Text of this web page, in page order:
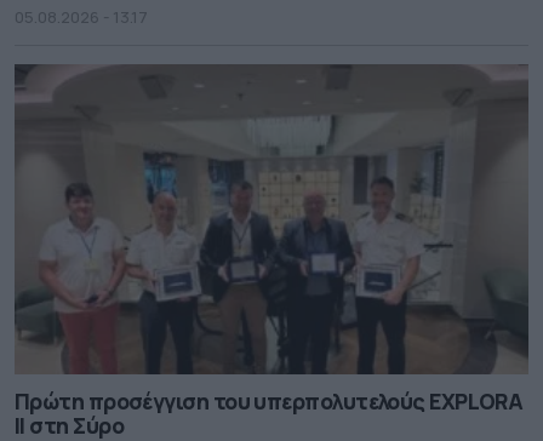
05.08.2026 - 13.17
Πρώτη προσέγγιση του υπερπολυτελούς EXPLORA
II στη Σύρο